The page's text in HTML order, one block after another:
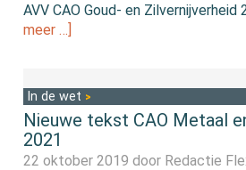
AVV CAO Goud- en Zilvernijverheid
meer …]
In de wet
Nieuwe tekst CAO Metaal
2021
22 oktober 2019 door Redactie